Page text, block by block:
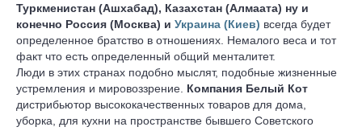
Туркменистан (Ашхабад), Казахстан (Алмаата) ну и
конечно Россия (Москва) и Украина (Киев) всегда будет
определенное братство в отношениях. Немалого веса и тот
факт что есть определенный общий менталитет.
Люди в этих странах подобно мыслят, подобные жизненные
устремления и мировоззрение. Компания Белый Кот
дистрибьютор высококачественных товаров для дома,
уборка, для кухни на пространстве бывшего Советского